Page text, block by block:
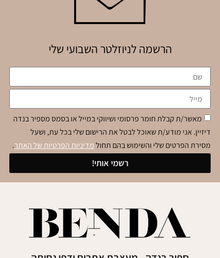
הרשמה לניוזלטר השבועי שלי
מאשר/ת קבלת חומר פרסומי ושיווקי במייל או בסמס מספיר בנדה
דיזיין. אני מודע/ת שאוכל לבטל את הרישום שלי בכל עת, ושעל
מסירת הפרטים שלי והשימוש בהם תחולמדיניות הפרטיות של האתר.
רשמי אותי!